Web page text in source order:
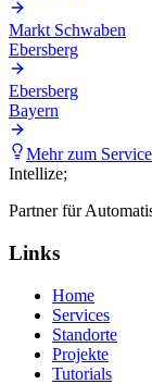
Markt Schwaben
Ebersberg
Ebersberg
Bayern
Mehr zum Service
Intellize;
Partner für
Links
Home
Services
Standorte
Projekte
Tutorials